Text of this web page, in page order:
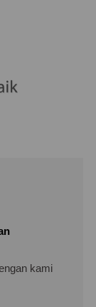
kami